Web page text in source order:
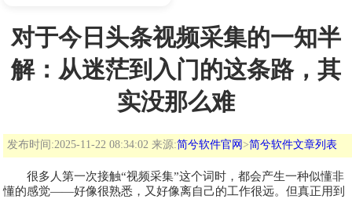
对于今日头条视频采集的一知半
解：从迷茫到入门的这条路，其
实没那么难
发布时间:2025-11-22 08:34:02 来源:简兮软件官网>简兮软件文章列表
很多人第一次接触“视频采集”这个词时，都会产生一种似懂非
懂的感觉——好像很熟悉，又好像离自己的工作很远。但真正用到